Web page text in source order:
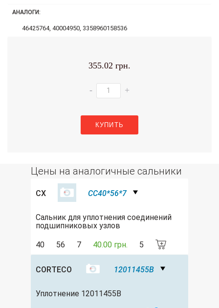
АНАЛОГИ:
46425764, 40004950, 3358960158536
355.02 грн.
- +
КУПИТЬ
Цены на аналогичные сальники
CX CC40*56*7
Сальник для уплотнения соединений
подшипниковых узлов
40 56 7 40.00 грн. 5
CORTECO 12011455B
Уплотнение 12011455B